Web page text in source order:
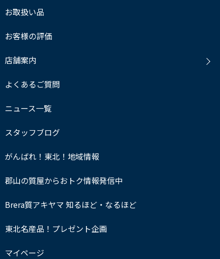
お取扱い品
お客様の評価
店舗案内
よくあるご質問
ニュース一覧
スタッフブログ
がんばれ！東北！地域情報
郡山の質屋からおトク情報発信中
Brera質アキヤマ 知るほど・なるほど
東北名産品！プレゼント企画
マイページ